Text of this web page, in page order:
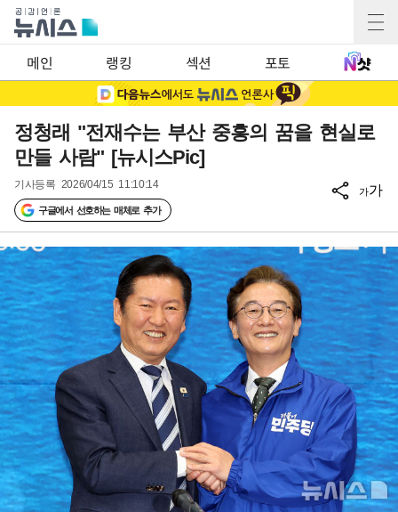
메인 랭킹 섹션 포토
정청래 "전재수는 부산 중흥의 꿈을 현실로
만들 사람" [뉴시스Pic]
기사등록 2026/04/15 11:10:14
구글에서 선호하는 매체로 추가
가가